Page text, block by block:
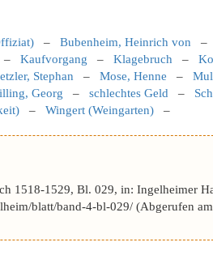
– Bubenheim, Heinrich von
– Kaufvorgang – Klagebruch –
Stephan – Mose, Henne –
Georg – schlechtes Geld –
– Wingert (Weingarten) –
1518-1529, Bl. 029, in: Ingelheimer
blatt/band-4-bl-029/ (Abgerufen